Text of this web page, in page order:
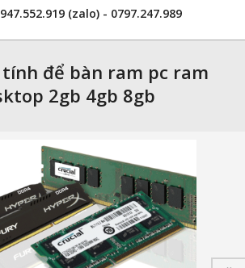
(zalo) - 0797.247.989
để bàn ram pc ram
2gb 4gb 8gb